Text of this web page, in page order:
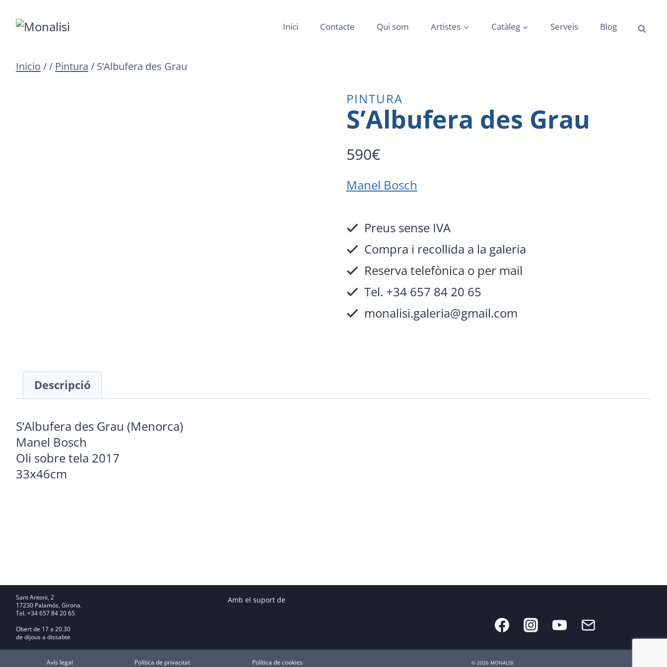
Inici Contacte Qui som Artistes Catàleg Serveis Blog
Inicio // Pintura / S’Albufera des Grau
PINTURA
S’Albufera des Grau
590€
Manel Bosch
Preus sense IVA
Compra i recollida a la galeria
Reserva telefònica o per mail
Tel. +34 657 84 20 65
monalisi.galeria@gmail.com
Descripció
S’Albufera des Grau (Menorca)
Manel Bosch
Oli sobre tela 2017
33x46cm
Sant Antoni, 2
17230 Palamós, Girona.
Tel. +34 657 84 20 65
Obert de 17 a 20.30
de dijous a dissabte
Amb el suport de
Avís legal Política de privacitat Política de cookies © 2026 MONALISI